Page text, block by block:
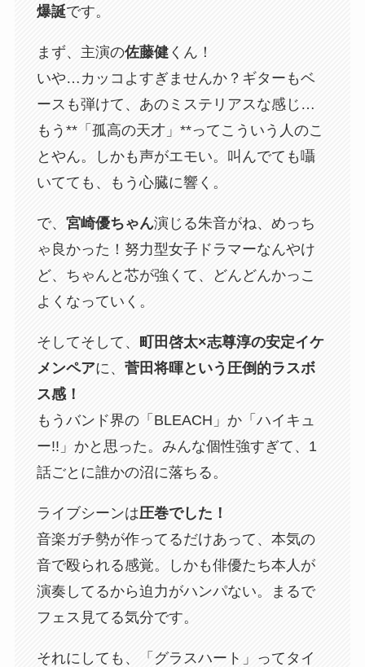
爆誕です。
まず、主演の佐藤健くん！
いや…カッコよすぎませんか？ギターもベ
ースも弾けて、あのミステリアスな感じ…
もう**「孤高の天才」**ってこういう人のこ
とやん。しかも声がエモい。叫んでても囁
いてても、もう心臓に響く。
で、 宮崎優ちゃん演じる朱音がね、めっち
ゃ良かった！努力型女子ドラマーなんやけ
ど、ちゃんと芯が強くて、どんどんかっこ
よくなっていく。
そしてそして、 町田啓太×志尊淳の安定イケ
メンペアに、 菅田将暉という圧倒的ラスボ
ス感！
もうバンド界の「BLEACH」か「ハイキュ
ー!!」かと思った。みんな個性強すぎて、1
話ごとに誰かの沼に落ちる。
ライブシーンは圧巻でした！
音楽ガチ勢が作ってるだけあって、本気の
音で殴られる感覚。しかも俳優たち本人が
演奏してるから迫力がハンパない。まるで
フェス見てる気分です。
それにしても、「グラスハート」ってタイ